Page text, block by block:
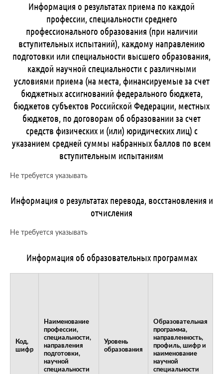
Информация о результатах приема по каждой
профессии, специальности среднего
профессионального образования (при наличии
вступительных испытаний), каждому направлению
подготовки или специальности высшего образования,
каждой научной специальности с различными
условиями приема (на места, финансируемые за счет
бюджетных ассигнований федерального бюджета,
бюджетов субъектов Российской Федерации, местных
бюджетов, по договорам об образовании за счет
средств физических и (или) юридических лиц) с
указанием средней суммы набранных баллов по всем
вступительным испытаниям
Не требуется указывать
Информация о результатах перевода, восстановления и
отчисления
Не требуется указывать
Информация об образовательных программах
Код,
шифр
Наименование
профессии,
специальности,
направления
подготовки,
научной
специальности
Уровень
образования
Образовательная
программа,
направленность,
профиль, шифр и
наименование
научной
специальности